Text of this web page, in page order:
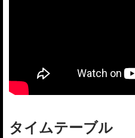
タイムテーブル